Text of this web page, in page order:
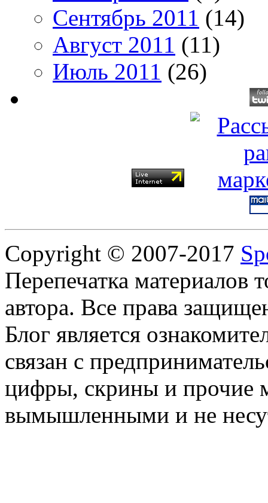
Сентябрь 2011 (14)
Август 2011 (11)
Июль 2011 (26)
Copyright © 2007-2017
Перепечатка материалов
автора. Все права
Блог является
связан с
цифры, скрины и прочие
вымышленными и не